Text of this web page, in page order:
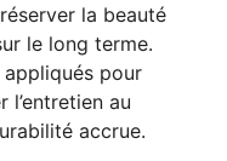
la beauté
le long terme.
pour
au
accrue.